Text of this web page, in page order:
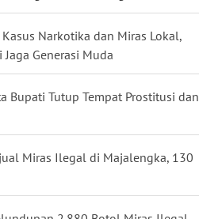
Narkotika dan Miras Lokal,
Generasi Muda
Bupati Tutup Tempat Prostitusi dan
Miras Ilegal di Majalengka, 130